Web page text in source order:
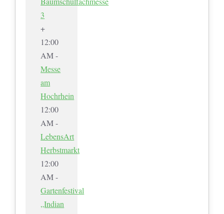
3
+
12:00
AM -
Messe
am
Hochrhein
12:00
AM -
LebensArt
Herbstmarkt
12:00
AM -
Gartenfestival
„Indian